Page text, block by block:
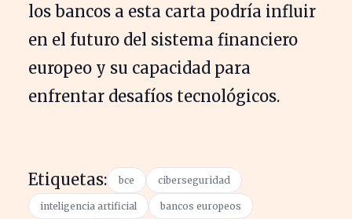
los bancos a esta carta podría influir
en el futuro del sistema financiero
europeo y su capacidad para
enfrentar desafíos tecnológicos.
Etiquetas: bce ciberseguridad
inteligencia artificial bancos europeos